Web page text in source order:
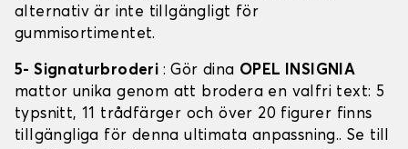
alternativ är inte tillgängligt för
gummisortimentet.
5- Signaturbroderi : Gör dina OPEL INSIGNIA
mattor unika genom att brodera en valfri text: 5
typsnitt, 11 trådfärger och över 20 figurer finns
tillgängliga för denna ultimata anpassning.. Se till